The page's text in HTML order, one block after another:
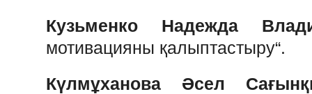
Кузьменко
Надежда
мотивацияны қалыптастыру“.
Күлмұханова
Әсел